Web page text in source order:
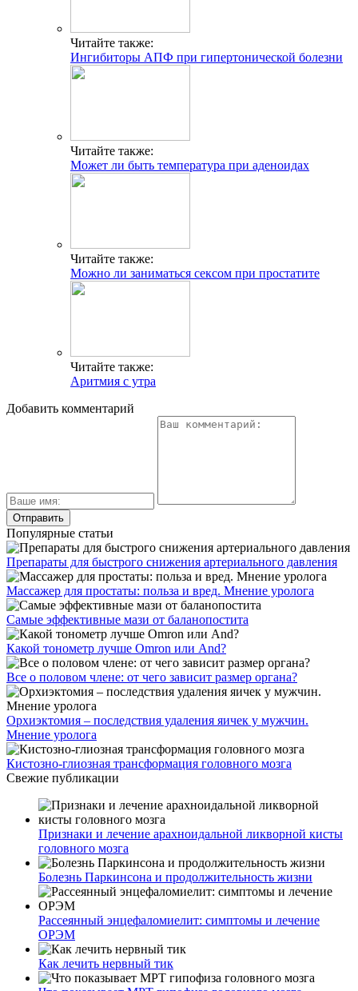
Читайте также:
Ингибиторы АПФ при гипертонической болезни
Читайте также:
Может ли быть температура при аденоидах
Читайте также:
Можно ли заниматься сексом при простатите
Читайте также:
Аритмия с утра
Добавить комментарий
Популярные статьи
Препараты для быстрого снижения артериального давления
Массажер для простаты: польза и вред. Мнение уролога
Самые эффективные мази от баланопостита
Какой тонометр лучше Omron или And?
Все о половом члене: от чего зависит размер органа?
Орхиэктомия – последствия удаления яичек у мужчин.
Мнение уролога
Кистозно-глиозная трансформация головного мозга
Свежие публикации
Признаки и лечение арахноидальной ликворной кисты
головного мозга
Болезнь Паркинсона и продолжительность жизни
Рассеянный энцефаломиелит: симптомы и лечение
ОРЭМ
Как лечить нервный тик